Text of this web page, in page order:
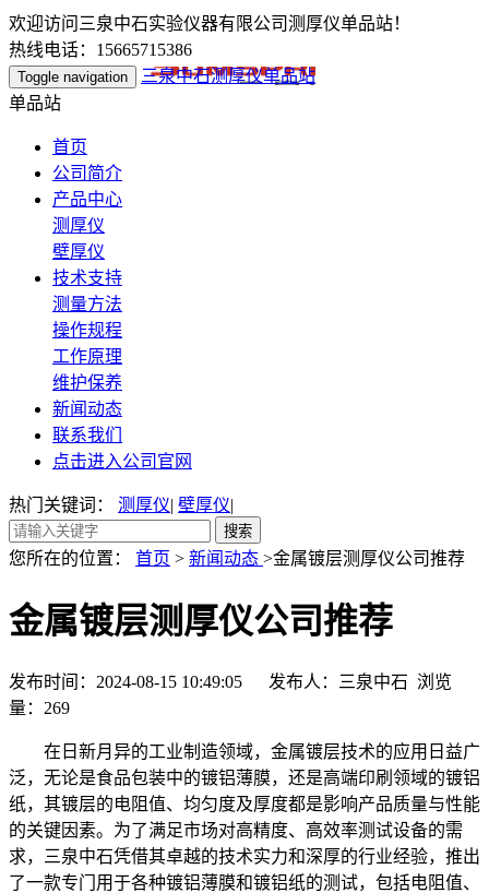
欢迎访问三泉中石实验仪器有限公司测厚仪单品站！
热线电话：15665715386
Toggle navigation
三泉中石测厚仪单品站
单品站
首页
公司简介
产品中心
测厚仪
壁厚仪
技术支持
测量方法
操作规程
工作原理
维护保养
新闻动态
联系我们
点击进入公司官网
热门关键词： 测厚仪| 壁厚仪|
您所在的位置： 首页 > 新闻动态 >金属镀层测厚仪公司推荐
金属镀层测厚仪公司推荐
发布时间：2024-08-15 10:49:05 发布人：三泉中石 浏览
量： 269
在日新月异的工业制造领域，金属镀层技术的应用日益广
泛，无论是食品包装中的镀铝薄膜，还是高端印刷领域的镀铝
纸，其镀层的电阻值、均匀度及厚度都是影响产品质量与性能
的关键因素。为了满足市场对高精度、高效率测试设备的需
求，三泉中石凭借其卓越的技术实力和深厚的行业经验，推出
了一款专门用于各种镀铝薄膜和镀铝纸的测试，包括电阻值、